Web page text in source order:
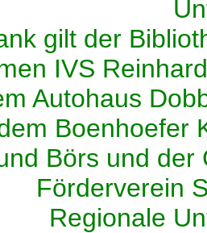
gilt der
IVS
Autohaus
Boenhoefer
Börs und der
Förderverein
Regionale